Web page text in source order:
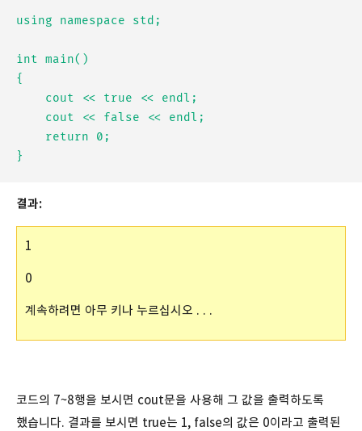
using namespace std;
int main()
{
결과:
1
0
계속하려면 아무 키나 누르십시오 . . .
코드의 7~8행을 보시면 cout문을 사용해 그 값을 출력하도록
했습니다. 결과를 보시면 true는 1, false의 값은 0이라고 출력된